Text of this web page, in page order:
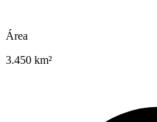
Área
3.450 km²